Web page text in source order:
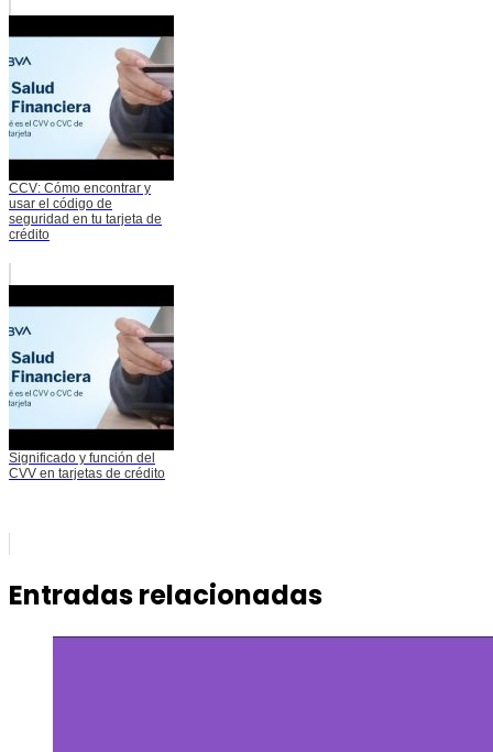
CCV: Cómo encontrar y
usar el código de
seguridad en tu tarjeta de
crédito
Significado y función del
CVV en tarjetas de crédito
Entradas relacionadas